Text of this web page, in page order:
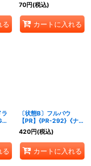
る
イトメア》
70円(税込)
カートに入れる
ラ
る
〔状態B〕フルバウ
【PR】{PR-292}《ナイ
トメア》
420円(税込)
カートに入れる